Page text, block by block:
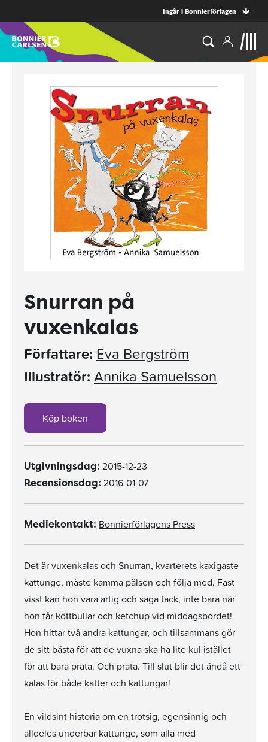
Ingår i Bonnierförlagen
Snurran på
vuxenkalas
Författare: Eva Bergström
Illustratör: Annika Samuelsson
Köp boken
Utgivningsdag: 2015-12-23
Recensionsdag: 2016-01-07
Mediekontakt: Bonnierförlagens Press
Det är vuxenkalas och Snurran, kvarterets kaxigaste
kattunge, måste kamma pälsen och följa med. Fast
visst kan hon vara artig och säga tack, inte bara när
hon får köttbullar och ketchup vid middagsbordet!
Hon hittar två andra kattungar, och tillsammans gör
de sitt bästa för att de vuxna ska ha lite kul istället
för att bara prata. Och prata. Till slut blir det ändå ett
kalas för både katter och kattungar!
En vildsint historia om en trotsig, egensinnig och
alldeles underbar kattunge, som alla med